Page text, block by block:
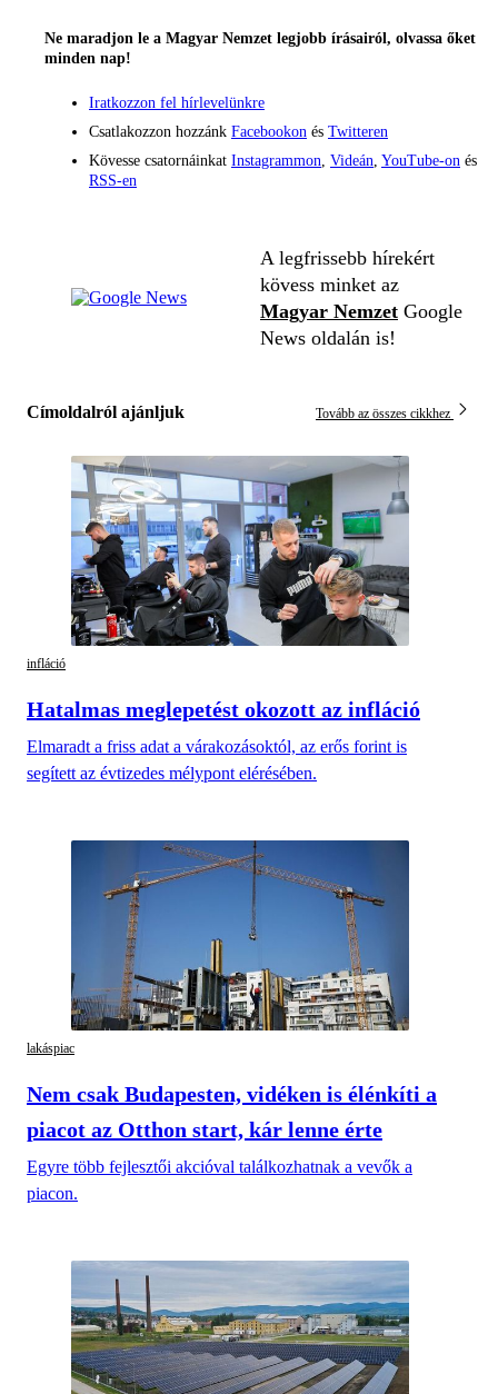
Ne maradjon le a Magyar Nemzet legjobb írásairól, olvassa őket
minden nap!
Iratkozzon fel hírlevelünkre
Csatlakozzon hozzánk Facebookon és Twitteren
Kövesse csatornáinkat Instagrammon, Videán, YouTube-on és
RSS-en
A legfrissebb hírekért
kövess minket az
Magyar Nemzet Google
News oldalán is!
Címoldalról ajánljuk Tovább az összes cikkhez
infláció
Hatalmas meglepetést okozott az infláció
Elmaradt a friss adat a várakozásoktól, az erős forint is
segített az évtizedes mélypont elérésében.
lakáspiac
Nem csak Budapesten, vidéken is élénkíti a
piacot az Otthon start, kár lenne érte
Egyre több fejlesztői akcióval találkozhatnak a vevők a
piacon.